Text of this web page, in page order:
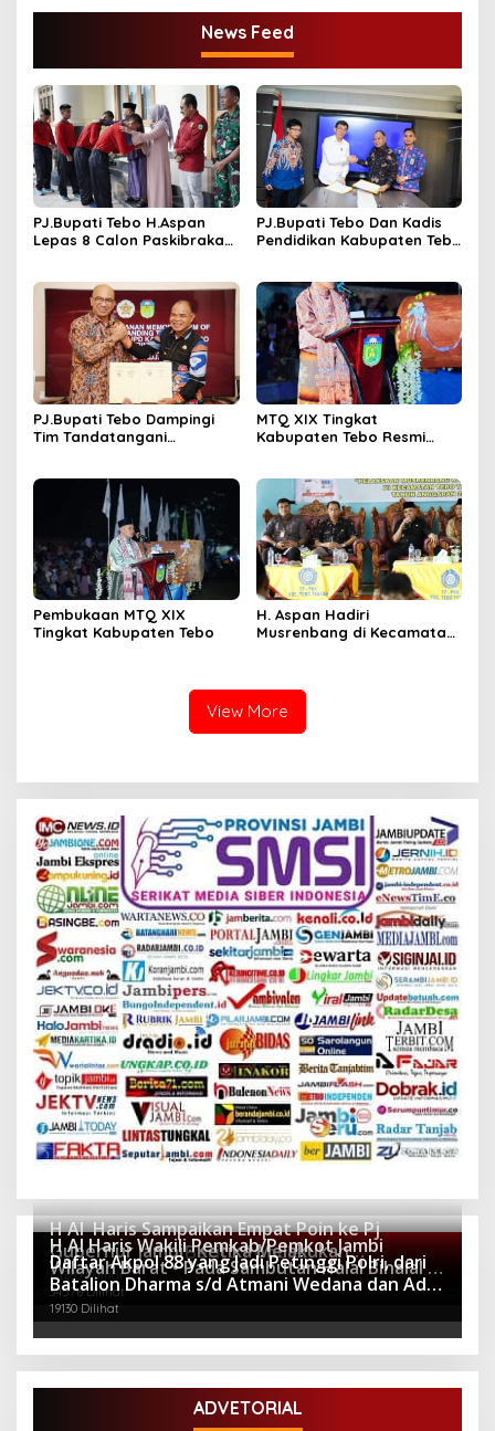
News Feed
PJ.Bupati Tebo H.Aspan
Lepas 8 Calon Paskibraka
PJ.Bupati Tebo Dan Kadis
Pendidikan Kabupaten Tebo
PJ.Bupati Tebo Dampingi
Tim Tandatangani
RPJPD 2025 – 2045
MTQ XIX Tingkat
Kabupaten Tebo Resmi
Juara Umum
Pembukaan MTQ XIX
Tingkat Kabupaten Tebo
H. Aspan Hadiri
Musrenbang di Kecamatan
View More
Berita Populer
H Al Haris Sampaikan Empat Poin ke Pj
Gubernur Jambi · Ketika Melakukan
Kunjungan Kerja ke Merangin
64280 Dilihat
H Al Haris Wakili Pemkab/Pemkot Jambi
Wilayah Barat • Pada Sambutan Halal Bihalal di
Gubernuran
34576 Dilihat
Daftar Akpol 88 yang Jadi Petinggi Polri, dari
Batalion Dharma s/d Atmani Wedana dan Adhi
Pradana
19130 Dilihat
ADVETORIAL